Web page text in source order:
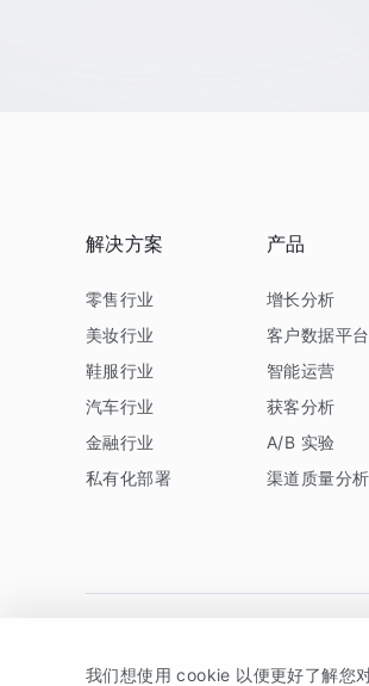
解决方案
零售行业
美妆行业
鞋服行业
汽车行业
金融行业
私有化部署
产品
增长分析
客户数据平台
智能运营
获客分析
A/B 实验
渠道质量分析
我们想使用 cookie 以便更好了解您